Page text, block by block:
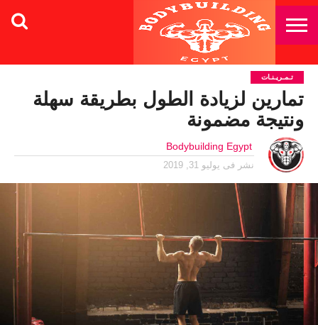
تـمـريـنـات
تمارين لزيادة الطول بطريقة سهلة
ونتيجة مضمونة
Bodybuilding Egypt
نشر فى يوليو 31, 2019